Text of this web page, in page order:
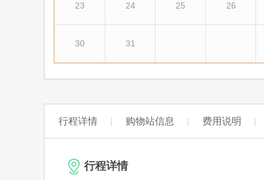
23 24 25 26
30 31
行程详情 购物站信息 费用说明
行程详情